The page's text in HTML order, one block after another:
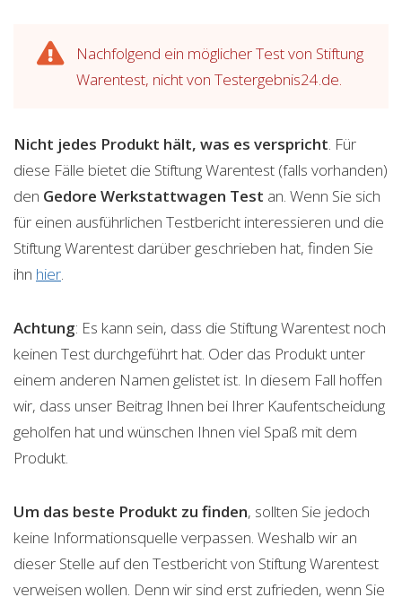
Nachfolgend ein möglicher Test von Stiftung
Warentest, nicht von Testergebnis24.de.
Nicht jedes Produkt hält, was es verspricht. Für
diese Fälle bietet die Stiftung Warentest (falls vorhanden)
den Gedore Werkstattwagen Test an. Wenn Sie sich
für einen ausführlichen Testbericht interessieren und die
Stiftung Warentest darüber geschrieben hat, finden Sie
ihn hier.
Achtung: Es kann sein, dass die Stiftung Warentest noch
keinen Test durchgeführt hat. Oder das Produkt unter
einem anderen Namen gelistet ist. In diesem Fall hoffen
wir, dass unser Beitrag Ihnen bei Ihrer Kaufentscheidung
geholfen hat und wünschen Ihnen viel Spaß mit dem
Produkt.
Um das beste Produkt zu finden, sollten Sie jedoch
keine Informationsquelle verpassen. Weshalb wir an
dieser Stelle auf den Testbericht von Stiftung Warentest
verweisen wollen. Denn wir sind erst zufrieden, wenn Sie